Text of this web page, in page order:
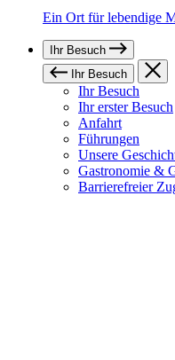
Ein Ort für lebendige
Ihr Besuch
Ihr Besuch
Ihr Besuch
Ihr erster Besuch
Anfahrt
Führungen
Unsere
Gastronomie &
Barrierefreier